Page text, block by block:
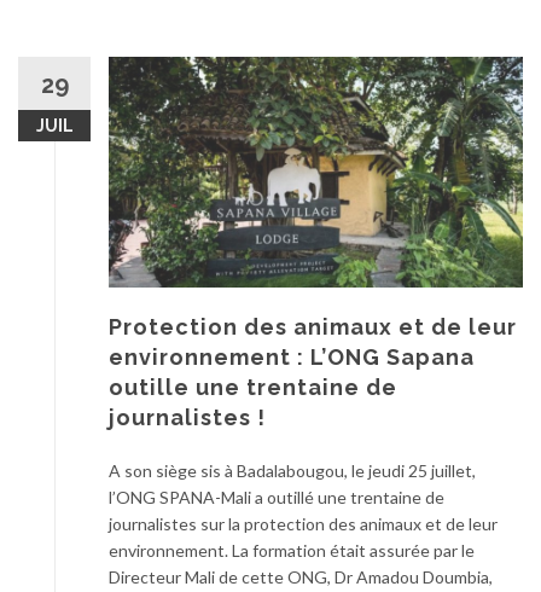
29
JUIL
Protection des animaux et de leur
environnement : L’ONG Sapana
outille une trentaine de
journalistes !
A son siège sis à Badalabougou, le jeudi 25 juillet,
l’ONG SPANA-Mali a outillé une trentaine de
journalistes sur la protection des animaux et de leur
environnement. La formation était assurée par le
Directeur Mali de cette ONG, Dr Amadou Doumbia,